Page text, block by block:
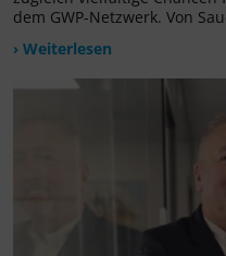
dem GWP-Netzwerk. Von
› Weiterlesen